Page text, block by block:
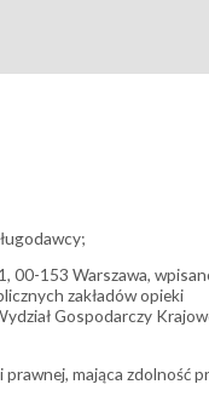
00-153 Warszawa,
zakładów opieki
Gospodarczy
mająca zdolność